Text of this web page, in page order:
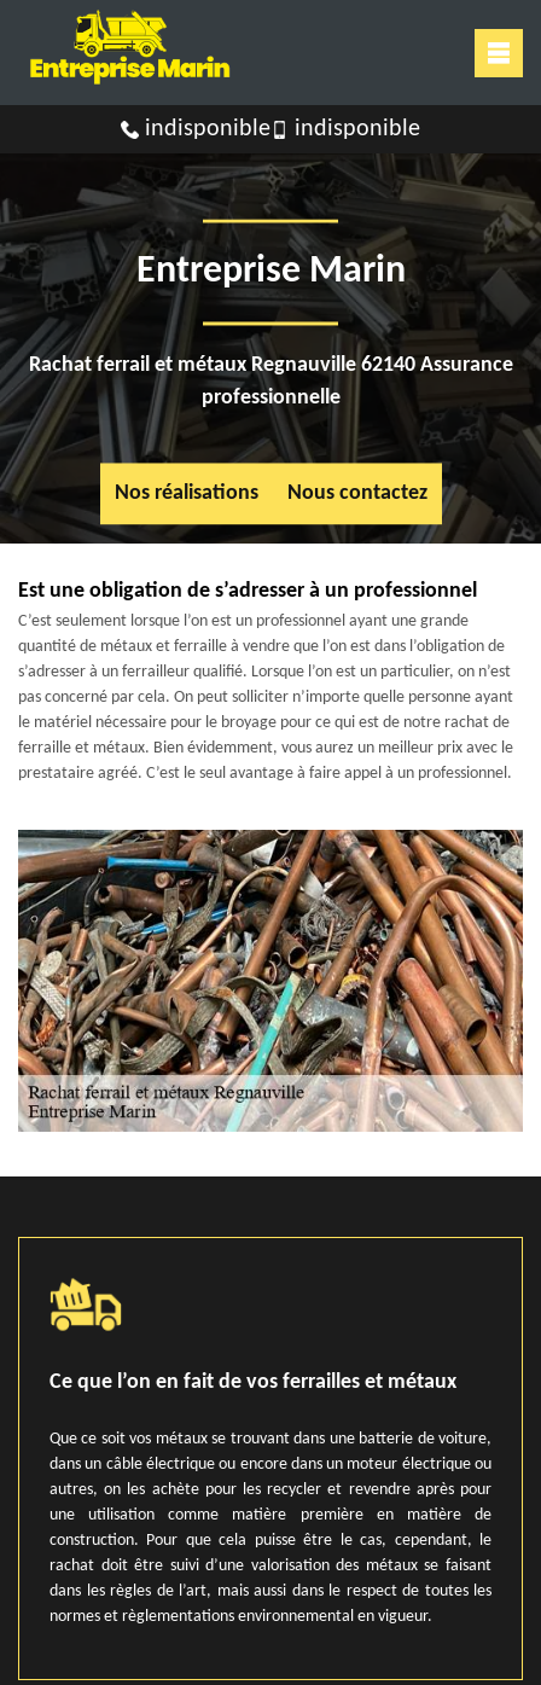
indisponible indisponible
Entreprise Marin
Rachat ferrail et métaux Regnauville 62140 Assurance
professionnelle
Nos réalisations Nous contactez
Est une obligation de s’adresser à un professionnel
C’est seulement lorsque l’on est un professionnel ayant une grande
quantité de métaux et ferraille à vendre que l’on est dans l’obligation de
s’adresser à un ferrailleur qualifié. Lorsque l’on est un particulier, on n’est
pas concerné par cela. On peut solliciter n’importe quelle personne ayant
le matériel nécessaire pour le broyage pour ce qui est de notre rachat de
ferraille et métaux. Bien évidemment, vous aurez un meilleur prix avec le
prestataire agréé. C’est le seul avantage à faire appel à un professionnel.
Ce que l’on en fait de vos ferrailles et métaux
Que ce soit vos métaux se trouvant dans une batterie de voiture,
dans un câble électrique ou encore dans un moteur électrique ou
autres, on les achète pour les recycler et revendre après pour
une utilisation comme matière première en matière de
construction. Pour que cela puisse être le cas, cependant, le
rachat doit être suivi d’une valorisation des métaux se faisant
dans les règles de l’art, mais aussi dans le respect de toutes les
normes et règlementations environnemental en vigueur.